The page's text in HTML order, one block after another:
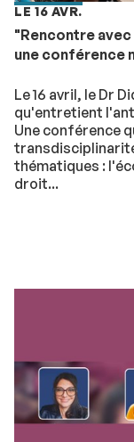
LE 16 AVR.
"Rencontre
une conférence
Le 16 avril, le Dr
qu'entretient
Une conférence
thématiques :
droit...